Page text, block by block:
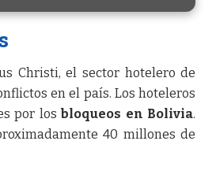
Christi, el sector hotelero de
en el país. Los hoteleros
por losbloqueos en Bolivia.
40 millones de